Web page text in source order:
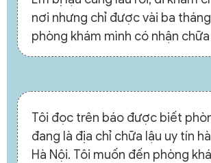
nơi nhưng chỉ được vài ba
phòng khám mình có nhận
Tôi đọc trên báo được biết
đang là địa chỉ chữa lậu uy tín
Hà Nội. Tôi muốn đến phòng